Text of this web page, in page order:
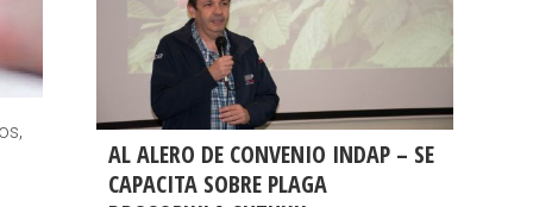
AL ALERO DE CONVENIO INDAP – SE
CAPACITA SOBRE PLAGA